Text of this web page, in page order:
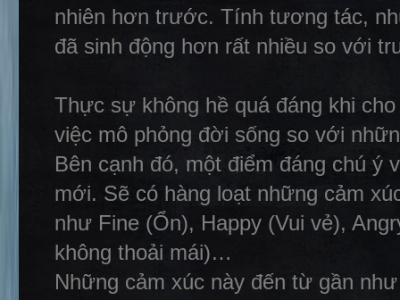
nhiên hơn trước. Tính tương tác,
đã sinh động hơn rất nhiều so với
Thực sự không hề quá đáng khi
việc mô phỏng đời sống so với
Bên cạnh đó, một điểm đáng chú ý
mới. Sẽ có hàng loạt những cảm
như Fine (Ổn), Happy (Vui vẻ),
không thoải mái)…
Những cảm xúc này đến từ gần